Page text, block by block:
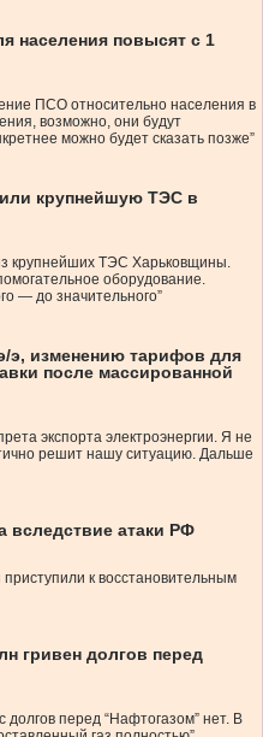
населения повысят с 1
ПСО относительно населения в
возможно, они будут
можно будет сказать позже”
крупнейшую ТЭС в
крупнейших ТЭС Харьковщины.
оборудование.
— до значительного”
э, изменению тарифов для
после массированной
экспорта электроэнергии. Я не
решит нашу ситуацию. Дальше
вследствие атаки РФ
к восстановительным
гривен долгов перед
перед “Нафтогазом” нет. В